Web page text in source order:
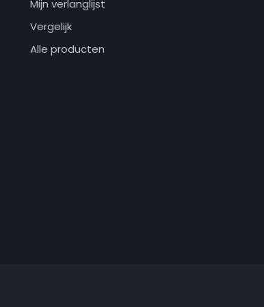
Mijn verlanglijst
Vergelijk
Alle producten